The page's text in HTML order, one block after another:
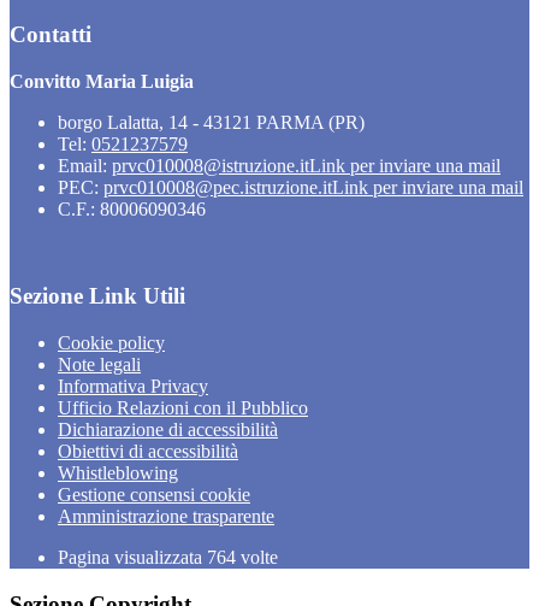
Contatti
Convitto Maria Luigia
borgo Lalatta, 14 - 43121 PARMA (PR)
Tel: 0521237579
Email: prvc010008@istruzione.itLink per inviare una mail
PEC: prvc010008@pec.istruzione.itLink per inviare una mail
C.F.: 80006090346
Sezione Link Utili
Cookie policy
Note legali
Informativa Privacy
Ufficio Relazioni con il Pubblico
Dichiarazione di accessibilità
Obiettivi di accessibilità
Whistleblowing
Gestione consensi cookie
Amministrazione trasparente
Pagina visualizzata 764 volte